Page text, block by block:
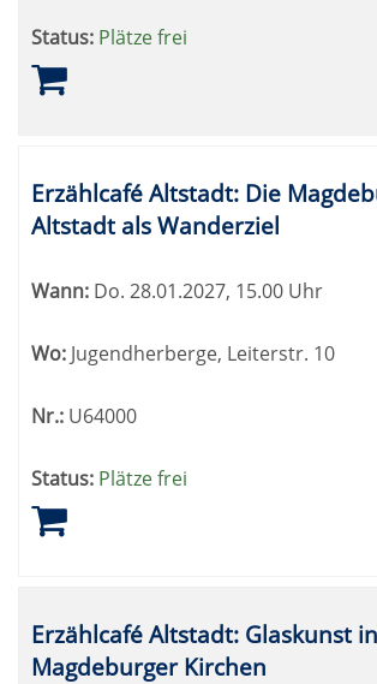
Status: Plätze frei
Erzählcafé Altstadt: Die
Altstadt als Wanderziel
Wann: Do. 28.01.2027, 15.00 Uhr
Wo: Jugendherberge, Leiterstr. 10
Nr.: U64000
Status: Plätze frei
Erzählcafé Altstadt: Glaskunst in
Magdeburger Kirchen